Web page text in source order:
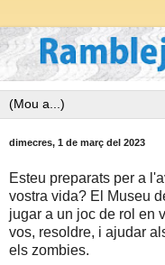
dimecres, 1 de març del 2023
Esteu preparats per a
vostra vida? El Museu
jugar a un joc de rol en
vos, resoldre, i ajudar
els zombies.